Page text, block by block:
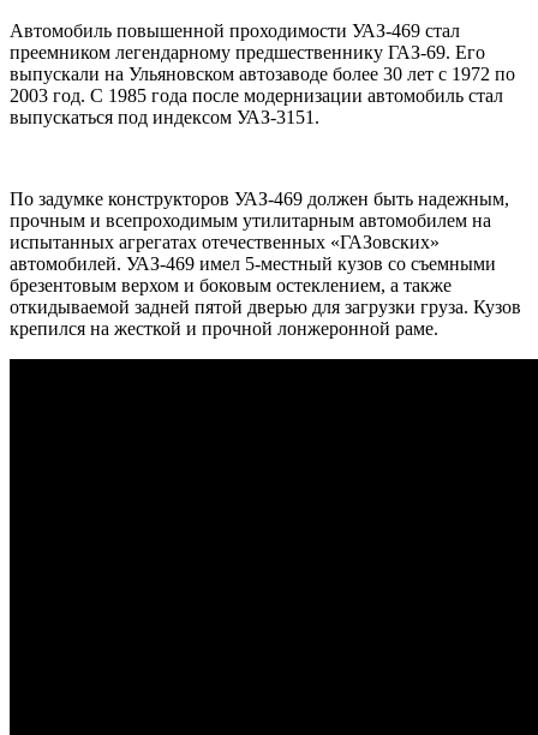
Автомобиль повышенной проходимости УАЗ-469 стал
преемником легендарному предшественнику ГАЗ-69. Его
выпускали на Ульяновском автозаводе более 30 лет с 1972 по
2003 год. С 1985 года после модернизации автомобиль стал
выпускаться под индексом УАЗ-3151.
По задумке конструкторов УАЗ-469 должен быть надежным,
прочным и всепроходимым утилитарным автомобилем на
испытанных агрегатах отечественных «ГАЗовских»
автомобилей. УАЗ-469 имел 5-местный кузов со съемными
брезентовым верхом и боковым остеклением, а также
откидываемой задней пятой дверью для загрузки груза. Кузов
крепился на жесткой и прочной лонжеронной раме.